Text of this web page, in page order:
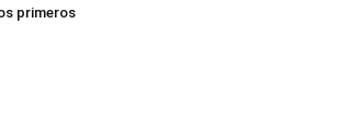
primeros